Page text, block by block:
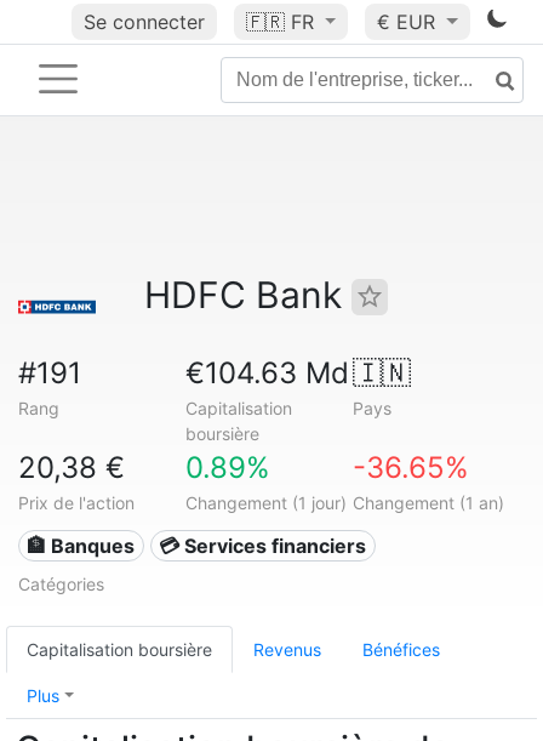
Se connecter 🇫🇷 FR € EUR
HDFC Bank
#191
Rang
€104.63 Md
Capitalisation
boursière
🇮🇳
Pays
20,38 €
Prix de l'action
0.89%
Changement (1 jour)
-36.65%
Changement (1 an)
🏦 Banques 💳 Services financiers
Catégories
Capitalisation boursière Revenus Bénéfices
Plus